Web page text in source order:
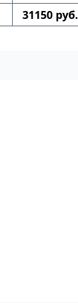
31150 руб.